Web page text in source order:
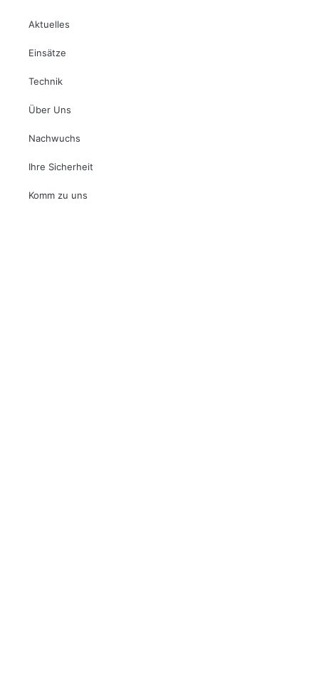
Aktuelles
Einsätze
Technik
Über Uns
Nachwuchs
Ihre Sicherheit
Komm zu uns